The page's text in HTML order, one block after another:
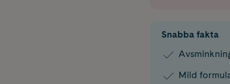
Snabba fakta
Mild